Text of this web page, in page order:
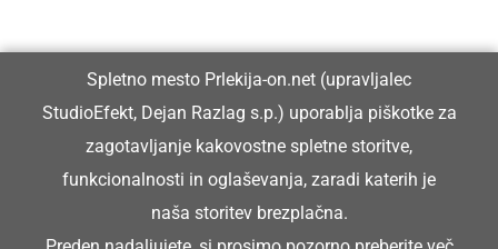
Glavni in odgovorni urednik:
Dejan Razlag
info@prlekija-on.net
Spletno mesto Prlekija-on.net (upravljalec
StudioEfekt, Dejan Razlag s.p.) uporablja piškotke za
zagotavljanje kakovostne spletne storitve,
funkcionalnosti in oglaševanja, zaradi katerih je
naša storitev brezplačna.